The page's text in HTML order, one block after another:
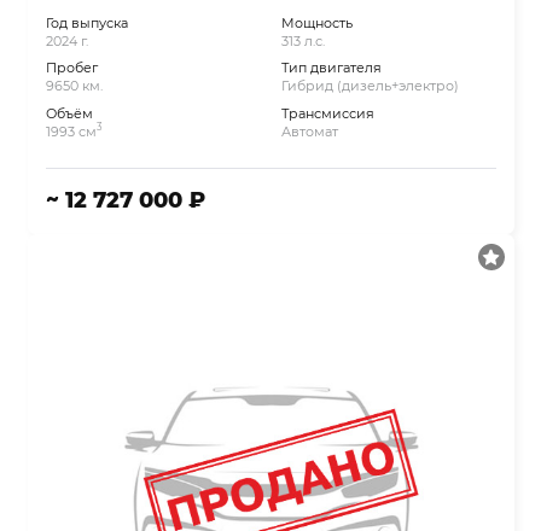
Год выпуска
2024 г.
Пробег
9650 км.
Объём
1993 см3
Мощность
313 л.с.
Тип двигателя
Гибрид (дизель+электро)
Трансмиссия
Автомат
~ 12 727 000 ₽